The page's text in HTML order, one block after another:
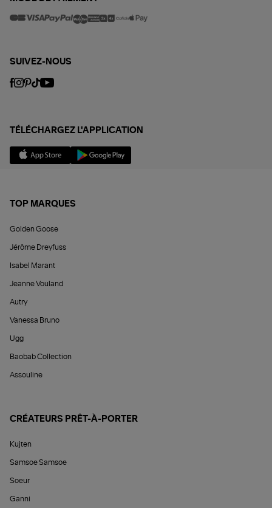
SUIVEZ-NOUS
TÉLÉCHARGEZ L'APPLICATION
TOP MARQUES
Golden Goose
Jérôme Dreyfuss
Isabel Marant
Jeanne Vouland
Autry
Vanessa Bruno
Ugg
Baobab Collection
Assouline
CRÉATEURS PRÊT-À-PORTER
Kujten
Samsoe Samsoe
Soeur
Ganni